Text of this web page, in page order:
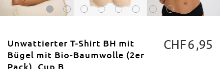
Unwattierter T-Shirt BH mit
Bügel mit Bio-Baumwolle (2er
Pack), Cup B
CHF6 95